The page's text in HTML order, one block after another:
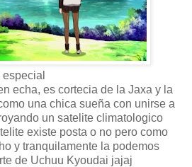
especial
echa, es cortecia de la Jaxa y la
una chica sueña con unirse a
un satelite climatologico
existe posta o no pero como
y tranquilamente la podemos
de Uchuu Kyoudai jajaj